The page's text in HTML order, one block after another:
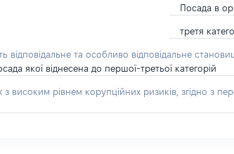
Посада в
третя
та особливо відповідальне
якої віднесена до першої-третьої категорій
рівнем корупційних ризиків, згідно з